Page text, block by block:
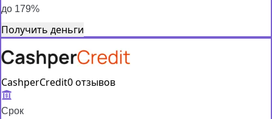
до 179%
Получить деньги
CashperCredit0 отзывов
Срок